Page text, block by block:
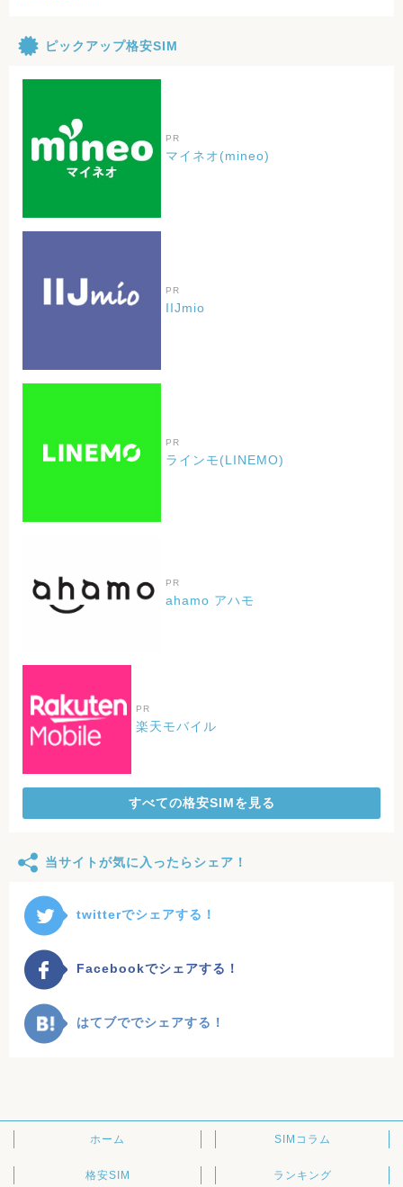
ピックアップ格安SIM
PR
マイネオ(mineo)
PR
IIJmio
PR
ラインモ(LINEMO)
PR
ahamo アハモ
PR
楽天モバイル
すべての格安SIMを見る
当サイトが気に入ったらシェア！
twitterでシェアする！
Facebookでシェアする！
はてブででシェアする！
ホーム SIMコラム
格安SIM ランキング